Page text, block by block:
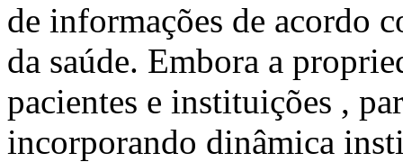
de informações de acordo
da saúde. Embora a
pacientes e instituições ,
incorporando dinâmica